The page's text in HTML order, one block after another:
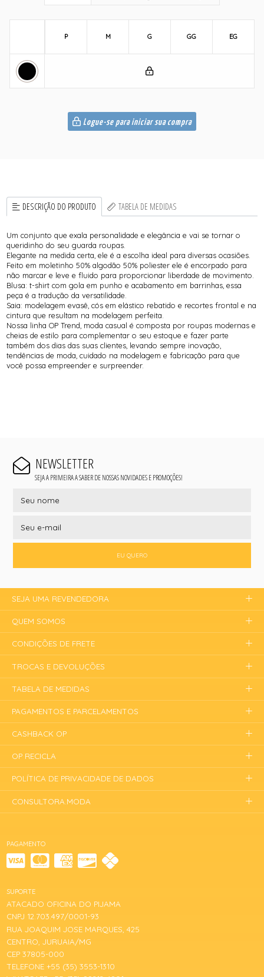
P M G GG EG
Logue-se para iniciar sua compra
DESCRIÇÃO DO PRODUTO TABELA DE MEDIDAS
Um conjunto que exala personalidade e elegância e vai se tornar o
queridinho do seu guarda roupas.
Elegante na medida certa, ele é a escolha ideal para diversas ocasiões.
Feito em moletinho 50% algodão 50% poliester ele é encorpado para
não marcar e leve e fluido para proporcionar liberdade de movimento.
Blusa: t-shirt com gola em punho e acabamento em barrinhas, essa
peça é a tradução da versatilidade.
Saia: modelagem evasê, cós em elástico rebatido e recortes frontal e na
cintura que resultam na modelagem perfeita.
Nossa linha OP Trend, moda casual é composta por roupas modernas e
cheias de estilo para complementar o seu estoque e fazer parte
também dos dias das suas clientes, levando sempre inovação,
tendências de moda, cuidado na modelagem e fabricação para que
você possa empreender e surpreender.
NEWSLETTER
SEJA A PRIMEIRA A SABER DE NOSSAS NOVIDADES E PROMOÇÕES!
EU QUERO
PAGAMENTO
SUPORTE
ATACADO OFICINA DO PIJAMA
CNPJ 12.703.497/0001-93
RUA JOAQUIM JOSE MARQUES, 425
CENTRO, JURUAIA/MG
CEP 37805-000
TELEFONE +55 (35) 3553-1310
SEJA UMA REVENDEDORA
QUEM SOMOS
CONDIÇÕES DE FRETE
TROCAS E DEVOLUÇÕES
TABELA DE MEDIDAS
PAGAMENTOS E PARCELAMENTOS
CASHBACK OP
OP RECICLA
POLÍTICA DE PRIVACIDADE DE DADOS
CONSULTORA.MODA